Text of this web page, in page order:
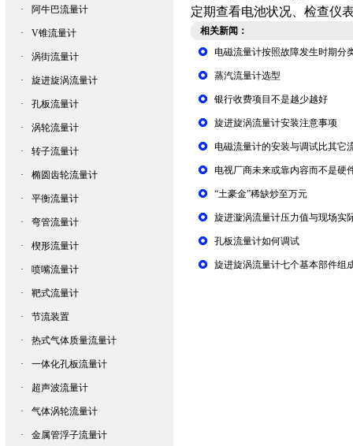
· 阿牛巴流量计
· V锥流量计
· 涡街流量计
· 旋进旋涡流量计
· 孔板流量计
· 涡轮流量计
· 转子流量计
· 椭圆齿轮流量计
· 平衡流量计
· 弯管流量计
· 楔形流量计
· 喷嘴流量计
· 靶式流量计
· 节流装置
· 热式气体质量流量计
· 一体化孔板流量计
· 超声波流量计
· 气体涡轮流量计
· 金属管浮子流量计
定期查看电池状况、检查仪
相关新闻：
电磁流量计按照故障发生时期分
蒸汽流量计选型
银行收费项目不是越少越好
旋进旋涡流量计安装注意事项
电磁流量计的安装与调试比其它
电视厂商未来或靠内容而不是硬
“土豪金”稀缺炒至万元
旋进漩涡流量计压力值与现场实
孔板流量计如何调试
旋进旋涡流量计七个基本部件组